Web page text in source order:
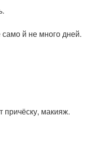
й не много дней.
причёску, макияж.